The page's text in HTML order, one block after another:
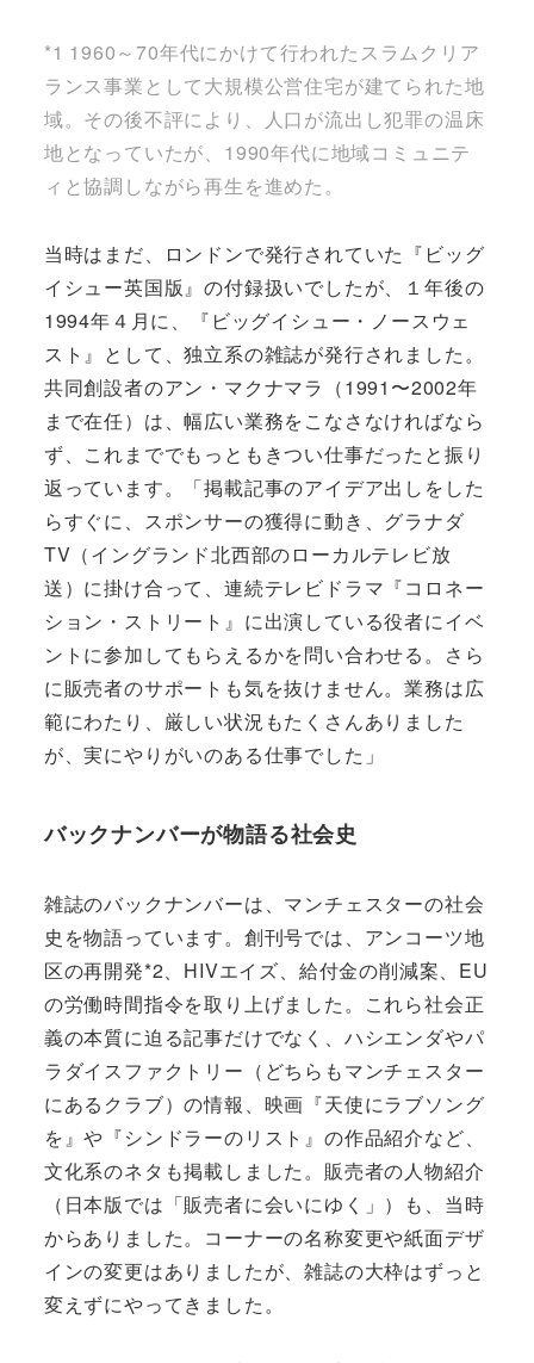
*1 1960～70年代にかけて行われたスラムクリア
ランス事業として大規模公営住宅が建てられた地
域。その後不評により、人口が流出し犯罪の温床
地となっていたが、1990年代に地域コミュニテ
ィと協調しながら再生を進めた。
当時はまだ、ロンドンで発行されていた『ビッグ
イシュー英国版』の付録扱いでしたが、１年後の
1994年４月に、『ビッグイシュー・ノースウェ
スト』として、独立系の雑誌が発行されました。
共同創設者のアン・マクナマラ（1991〜2002年
まで在任）は、幅広い業務をこなさなければなら
ず、これまででもっともきつい仕事だったと振り
返っています。「掲載記事のアイデア出しをした
らすぐに、スポンサーの獲得に動き、グラナダ
TV（イングランド北西部のローカルテレビ放
送）に掛け合って、連続テレビドラマ『コロネー
ション・ストリート』に出演している役者にイベ
ントに参加してもらえるかを問い合わせる。さら
に販売者のサポートも気を抜けません。業務は広
範にわたり、厳しい状況もたくさんありました
が、実にやりがいのある仕事でした」
バックナンバーが物語る社会史
雑誌のバックナンバーは、マンチェスターの社会
史を物語っています。創刊号では、アンコーツ地
区の再開発*2、HIVエイズ、給付金の削減案、EU
の労働時間指令を取り上げました。これら社会正
義の本質に迫る記事だけでなく、ハシエンダやパ
ラダイスファクトリー（どちらもマンチェスター
にあるクラブ）の情報、映画『天使にラブソング
を』や『シンドラーのリスト』の作品紹介など、
文化系のネタも掲載しました。販売者の人物紹介
（日本版では「販売者に会いにゆく」）も、当時
からありました。コーナーの名称変更や紙面デザ
インの変更はありましたが、雑誌の大枠はずっと
変えずにやってきました。